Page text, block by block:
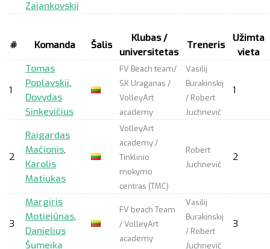
Zajankovskij
# Komanda Šalis
Klubas /
universitetas
Treneris
Užimta
vieta
1
Tomas
Poplavskij,
Dovydas
Sinkevičius
FV Beach team/
SK Uraganas /
VolleyArt
academy
Vasilij
Burakinskij
/ Robert
Juchnevič
1
2
Raigardas
Mačionis,
Karolis
Matiukas
VolleyArt
academy /
Tinklinio
mokymo
centras (TMC)
Robert
Juchnevič
2
3
Margiris
Motiejūnas,
Danielius
Šumeika
FV beach Team
/ VolleyArt
academy
Vasilij
Burakinskij
/ Robert
Juchnevič
3